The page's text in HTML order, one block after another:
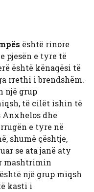
është rinore
pjesën e tyre të
është kënaqësi të
rrethi i brendshëm.
një grup
të cilët ishin të
dhe
e tyre në
shumë çështje,
se ata janë aty
mashtrimin
një grup miqsh
kasti i